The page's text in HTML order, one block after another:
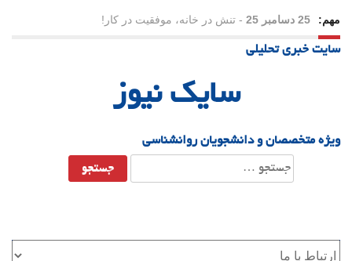
مهم: 25 دسامبر 25 - تنش در خانه، موفقیت در کار!
23 دسامبر 25
-یلدا؛ نماد تاب‌آوری اجتماعی در روزگار دشوار
سایت خبری تحلیلی
سایک نیوز
ویژه متخصصان و دانشجویان روانشناسی
جستجو
برای: